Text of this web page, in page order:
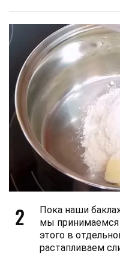
2
Пока наши
мы принимаемся
этого в
растапливаем